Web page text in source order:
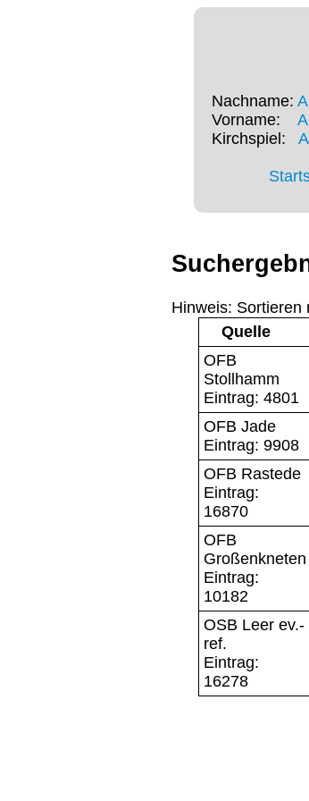
Nachname: A
Vorname: A
Kirchspiel: A
Hinweis: Sortieren
Quelle
OFB
Stollhamm
Eintrag: 4801
OFB Jade
Eintrag: 9908
OFB Rastede
Eintrag:
16870
OFB
Großenkneten
Eintrag:
10182
OSB Leer ev.-
ref.
Eintrag:
16278